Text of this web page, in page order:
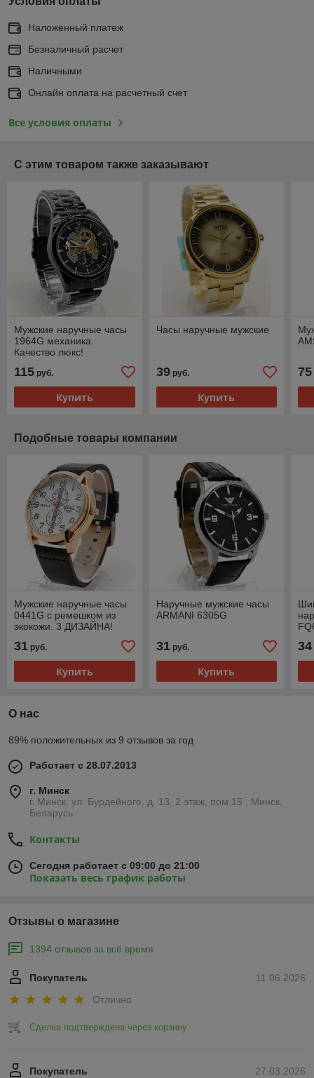
Наложенный платеж
Безналичный расчет
Наличными
Онлайн оплата на расчетный счет
Все условия оплаты
С этим товаром также заказывают
Мужские наручные часы
1964G механика.
Качество люкс!
115 руб.
Купить
Часы наручные мужские
39руб.
Купить
75
Подобные товары компании
Мужские наручные часы
0441G с ремешком из
экокожи. 3 ДИЗАЙНА!
31 руб.
Купить
Наручные мужские часы
ARMANI 6305G
31руб.
Купить
34
О нас
89% положительных из 9 отзывов за год
Работает с 28.07.2013
г. Минск
г. Минск, ул. Бурдейного, д. 13, 2 этаж, пом.15 , Минск,
Беларусь
Контакты
Сегодня работает с 09:00 до 21:00
Показать весь график работы
Отзывы о магазине
1394 отзывов за всё время
11.06.2026
Покупатель
Отлично
Сделка подтверждена через корзину
27.03.2026
Покупатель